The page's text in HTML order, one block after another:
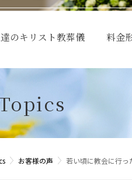
のキリスト教葬儀 料金
お客様の声 若い頃に教会に行